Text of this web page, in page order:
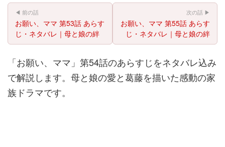
◀ 前の話
お願い、ママ 第53話 あらす
じ・ネタバレ｜母と娘の絆
次の話 ▶
お願い、ママ 第55話 あらす
じ・ネタバレ｜母と娘の絆
「お願い、ママ」第54話のあらすじをネタバレ込み
で解説します。母と娘の愛と葛藤を描いた感動の家
族ドラマです。